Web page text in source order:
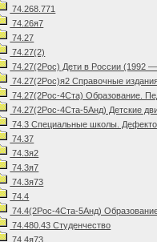
74.268.771
74.26я7
74.27
74.27(2)
74.27(2Рос) Дети в России (1992
74.27(2Рос)я2 Справочные
74.27(2Рос-4Ста) Образование.
74.27(2Рос-4Ста-5Анд) Детские
74.3 Специальные школы.
74.37
74.3я2
74.3я7
74.3я73
74.4
74.4(2Рос-4Ста-5Анд)
74.480.43 Студенчество
74.4я73